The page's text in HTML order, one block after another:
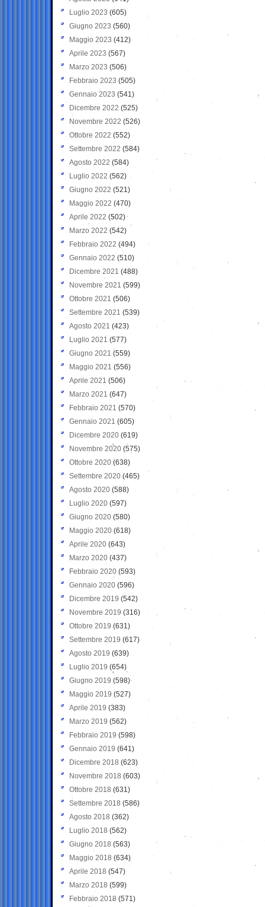
Luglio 2023 (605)
Giugno 2023 (560)
Maggio 2023 (412)
Aprile 2023 (567)
Marzo 2023 (506)
Febbraio 2023 (505)
Gennaio 2023 (541)
Dicembre 2022 (525)
Novembre 2022 (526)
Ottobre 2022 (552)
Settembre 2022 (584)
Agosto 2022 (584)
Luglio 2022 (562)
Giugno 2022 (521)
Maggio 2022 (470)
Aprile 2022 (502)
Marzo 2022 (542)
Febbraio 2022 (494)
Gennaio 2022 (510)
Dicembre 2021 (488)
Novembre 2021 (599)
Ottobre 2021 (506)
Settembre 2021 (539)
Agosto 2021 (423)
Luglio 2021 (577)
Giugno 2021(559)
Maggio 2021 (556)
Aprile 2021 (506)
Marzo 2021 (647)
Febbraio 2021 (570)
Gennaio 2021 (605)
Dicembre 2020 (619)
Novembre 2020 (575)
Ottobre 2020 (638)
Settembre 2020(465)
Agosto 2020 (588)
Luglio 2020 (597)
Giugno 2020 (580)
Maggio 2020 (618)
Aprile 2020 (643)
Marzo 2020 (437)
Febbraio 2020 (593)
Gennaio 2020 (596)
Dicembre 2019 (542)
Novembre 2019 (316)
Ottobre 2019 (631)
Settembre 2019 (617)
Agosto 2019 (639)
Luglio 2019 (654)
Giugno 2019 (598)
Maggio 2019 (527)
Aprile 2019 (383)
Marzo 2019 (562)
Febbraio 2019 (598)
Gennaio 2019 (641)
Dicembre 2018 (623)
Novembre 2018 (603)
Ottobre 2018 (631)
Settembre 2018 (586)
Agosto 2018 (362)
Luglio 2018 (562)
Giugno 2018 (563)
Maggio 2018 (634)
Aprile 2018 (547)
Marzo 2018 (599)
Febbraio 2018 (571)